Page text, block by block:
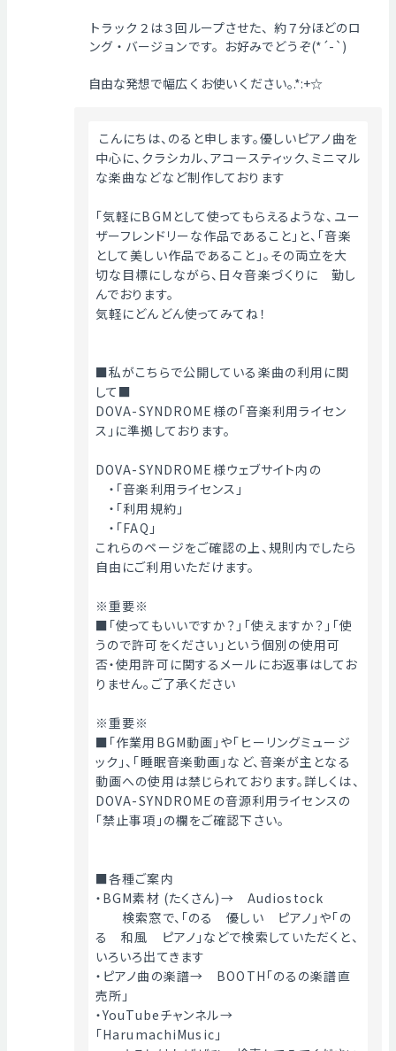
トラック２は３回ループさせた、約７分ほどのロ
ング・バージョンです。お好みでどうぞ(*´-`)
自由な発想で幅広くお使いください｡.*:+☆
中心に、クラシカル、アコースティック、ミニマル
な楽曲などなど制作しております
「気軽にBGMとして使ってもらえるような、ユー
ザーフレンドリーな作品であること」と、「音楽
として美しい作品であること」。その両立を大
切な目標にしながら、日々音楽づくりに　勤し
んでおります。
気軽にどんどん使ってみてね！
■私がこちらで公開している楽曲の利用に関
して■
DOVA-SYNDROME様の「音楽利用ライセン
ス」に準拠しております。
DOVA-SYNDROME様ウェブサイト内の
・「音楽利用ライセンス」
・「利用規約」
・「FAQ」
これらのページをご確認の上、規則内でしたら
自由にご利用いただけます。
※重要※
■「使ってもいいですか？」「使えますか？」「使
うので許可をください」という個別の使用可
否・使用許可に関するメールにお返事はしてお
りません。ご了承ください
※重要※
■「作業用BGM動画」や「ヒーリングミュージ
ック」、「睡眠音楽動画」など、音楽が主となる
動画への使用は禁じられております。詳しくは、
DOVA-SYNDROMEの音源利用ライセンスの
「禁止事項」の欄をご確認下さい。
■各種ご案内
・BGM素材 (たくさん)→　Audiostock
検索窓で、「のる　優しい　ピアノ」や「の
る　和風　ピアノ」などで検索していただくと、
いろいろ出てきます
・ピアノ曲の楽譜→　BOOTH「のるの楽譜直
売所」
・YouTubeチャンネル→
「HarumachiMusic」